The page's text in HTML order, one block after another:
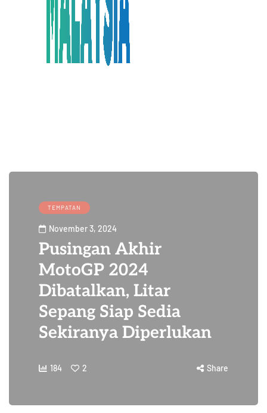
TEMPATAN
November 3, 2024
Pusingan Akhir
MotoGP 2024
Dibatalkan, Litar
Sepang Siap Sedia
Sekiranya Diperlukan
184 2 Share